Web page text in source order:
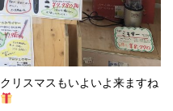
クリスマスもいよいよ来ますね